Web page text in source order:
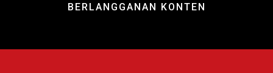
BERLANGGANAN KONTEN